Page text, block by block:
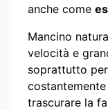
anche come
Mancino
velocità e
soprattutto
trascurare la